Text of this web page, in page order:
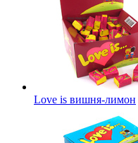
Love is вишня-лимон